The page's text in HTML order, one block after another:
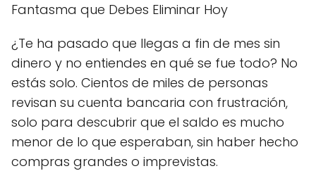
Fantasma que Debes Eliminar Hoy
¿Te ha pasado que llegas a fin de mes sin
dinero y no entiendes en qué se fue todo? No
estás solo. Cientos de miles de personas
revisan su cuenta bancaria con frustración,
solo para descubrir que el saldo es mucho
menor de lo que esperaban, sin haber hecho
compras grandes o imprevistas.